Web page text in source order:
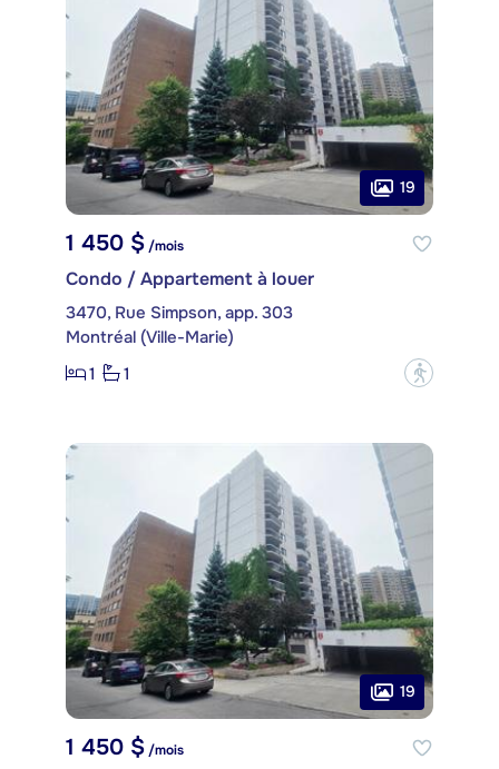
19
1 450 $/mois
Condo / Appartement à louer
3470, Rue Simpson, app. 303
Montréal (Ville-Marie)
1
1 ?
19
1 450 $ /mois